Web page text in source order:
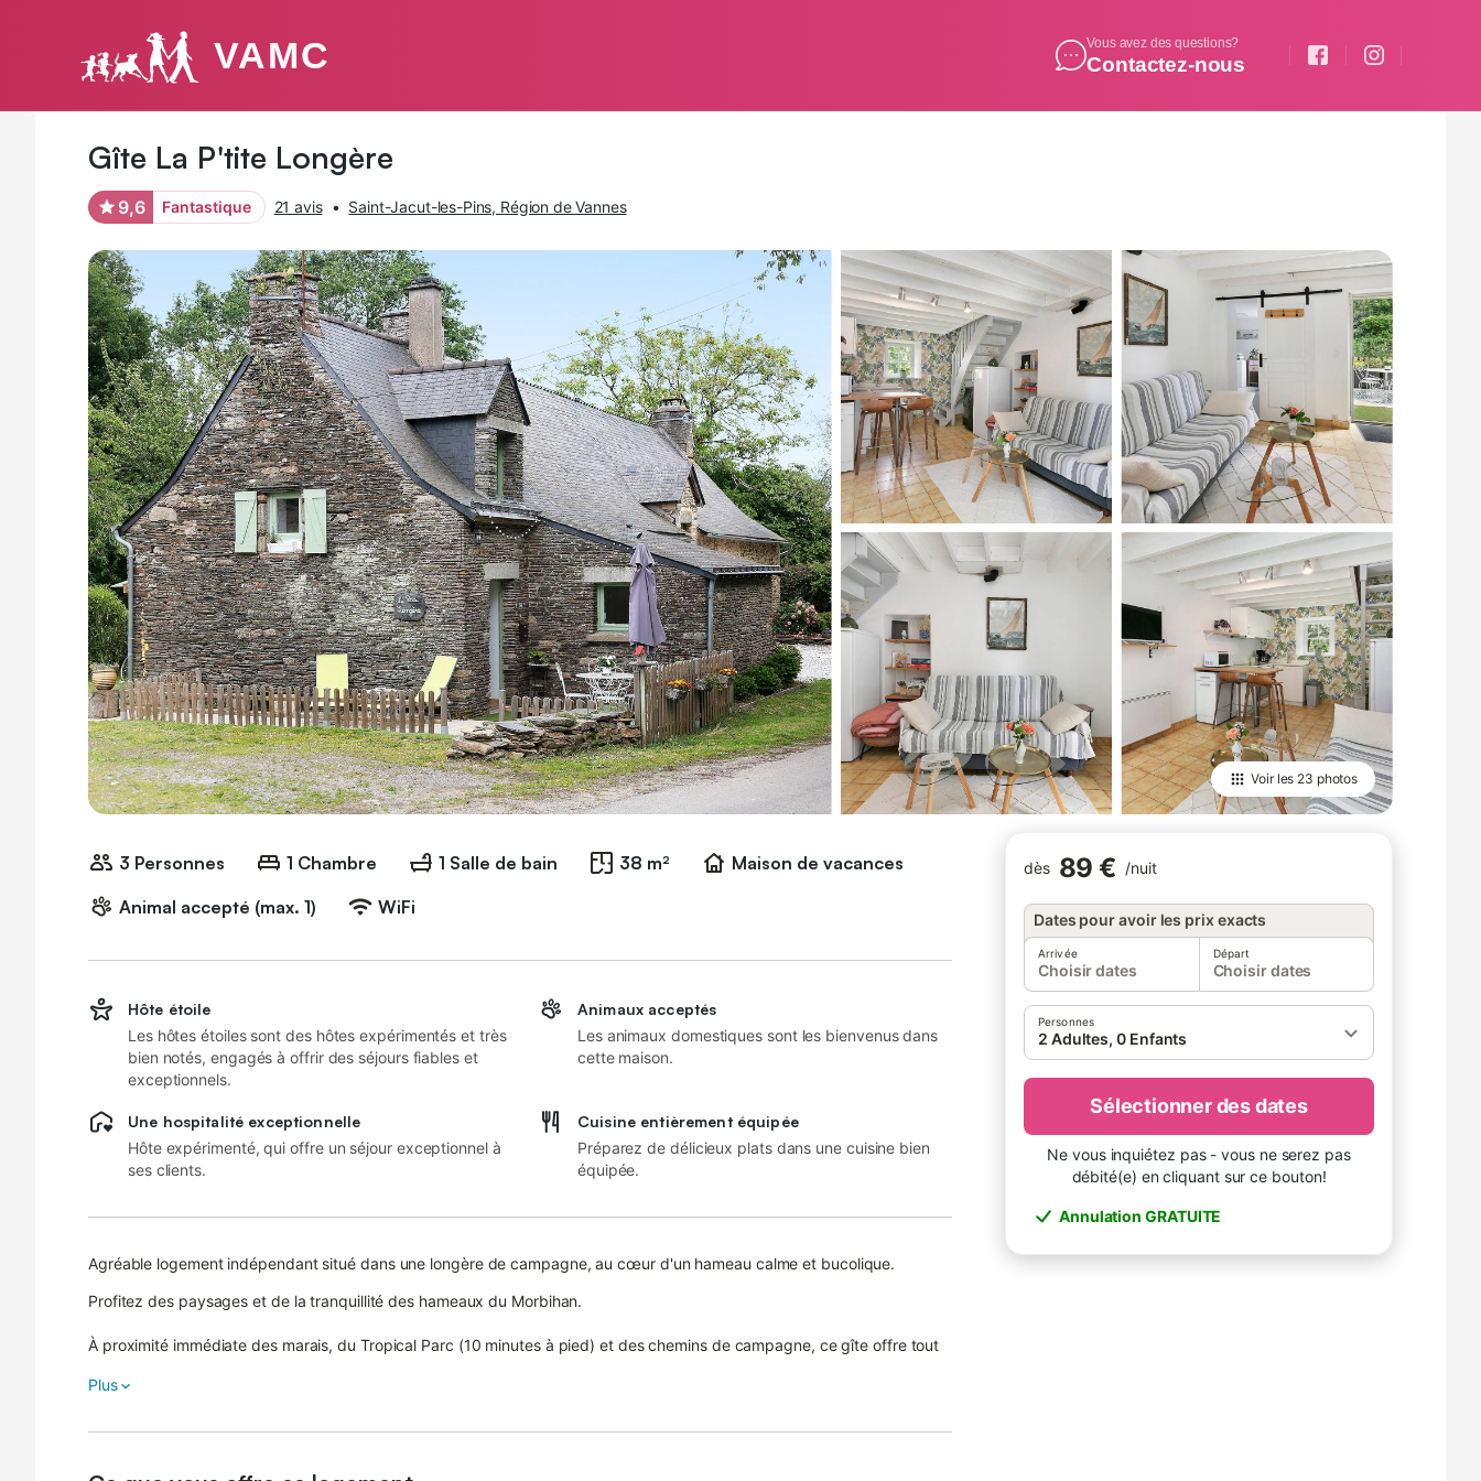
VAMC Vous avez des questions?
Contactez-nous
Gîte La P'tite Longère
9,6 Fantastique 21 avis • Saint-Jacut-les-Pins, Région de Vannes
Voir les 23 photos
Photos Équipements Avis des voyageurs
3 Personnes 1 Chambre 1 Salle de bain 38 m²
Maison de vacances
Animal accepté (max. 1)
WiFi
dès 89 € /nuit
Dates pour avoir les prix exacts
Arrivée
Choisir dates
Départ
Choisir dates
Personnes
2 Adultes, 0 Enfants
Sélectionner des dates
Ne vous inquiétez pas - vous ne serez pas
débité(e) en cliquant sur ce bouton!
Annulation GRATUITE
Hôte étoile
Les hôtes étoiles sont des hôtes expérimentés et très
bien notés, engagés à offrir des séjours fiables et
exceptionnels.
Animaux acceptés
Les animaux domestiques sont les bienvenus dans
cette maison.
Une hospitalité exceptionnelle
Hôte expérimenté, qui offre un séjour exceptionnel à
ses clients.
Cuisine entièrement équipée
Préparez de délicieux plats dans une cuisine bien
équipée.
Agréable logement indépendant situé dans une longère de campagne, au cœur d'un hameau calme et bucolique.
Profitez des paysages et de la tranquillité des hameaux du Morbihan.
À proximité immédiate des marais, du Tropical Parc (10 minutes à pied) et des chemins de campagne, ce gîte offre tout
Plus